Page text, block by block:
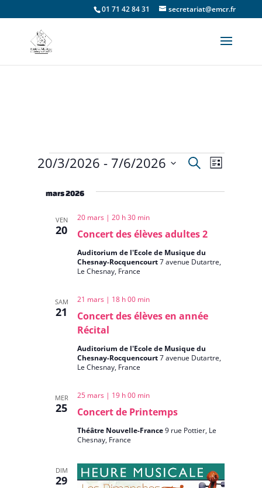
01 71 42 84 31 secretariat@emcr.fr
Évènements
Recherche
et
de
vues
Recherche
Liste
20/3/2026 - 7/6/2026
une
mars 2026
VEN
20 Concert des élèves adultes 2
20 mars | 20 h 30 min
Auditorium de l'Ecole de Musique du
Chesnay-Rocquencourt7 avenue Dutartre,
Le Chesnay, France
SAM
21
Concert des élèves en année
Récital
21 mars | 18 h 00 min
Auditorium de l'Ecole de Musique du
Chesnay-Rocquencourt7 avenue Dutartre,
Le Chesnay, France
MER
25 Concert de Printemps
25 mars | 19 h 00 min
Théâtre Nouvelle-France9 rue Pottier, Le
Chesnay, France
DIM
29